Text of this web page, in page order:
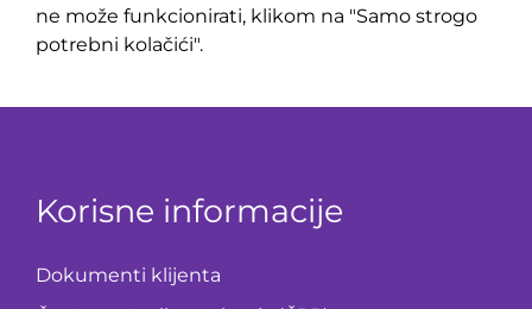
ne može funkcionirati, klikom na "Samo strogo
potrebni kolačići".
Korisne informacije
Dokumenti klijenta